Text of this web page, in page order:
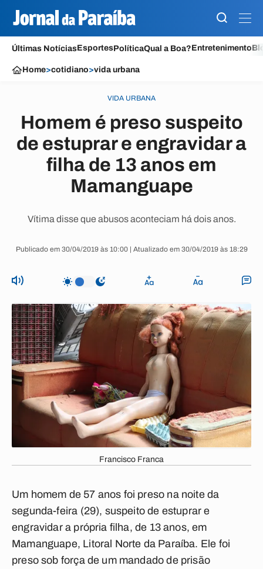
Últimas NotíciasEsportesPolíticaQual a Boa?Entretenimento
Home>cotidiano>vida urbana
VIDA URBANA
Homem é preso suspeito
de estuprar e engravidar a
filha de 13 anos em
Mamanguape
Vítima disse que abusos aconteciam há dois anos.
Publicado em 30/04/2019 às 10:00 | Atualizado em 30/04/2019 às 18:29
Francisco Franca
Um homem de 57 anos foi preso na noite da
segunda-feira (29), suspeito de estuprar e
engravidar a própria filha, de 13 anos, em
Mamanguape, Litoral Norte da Paraíba. Ele foi
preso sob força de um mandado de prisão